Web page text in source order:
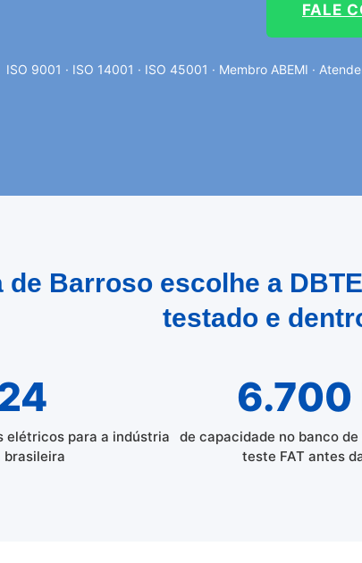
FALE
ISO 9001 · ISO 14001 · ISO 45001 · Membro ABEMI ·
Barroso escolhe a
testado e
elétricos para a indústria
brasileira
6.700
de capacidade no banco
teste FAT antes